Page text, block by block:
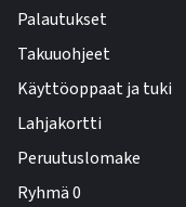
Palautukset
Takuuohjeet
Käyttöoppaat ja tuki
Lahjakortti
Peruutuslomake
Ryhmä 0